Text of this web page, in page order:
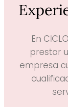
En
prestar
empresa